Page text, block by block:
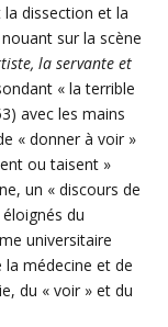
dissection et la
sur la scène
la servante et
« la terrible
avec les mains
« donner à voir »
ou taisent »
un « discours de
du
universitaire
médecine et de
du « voir » et du